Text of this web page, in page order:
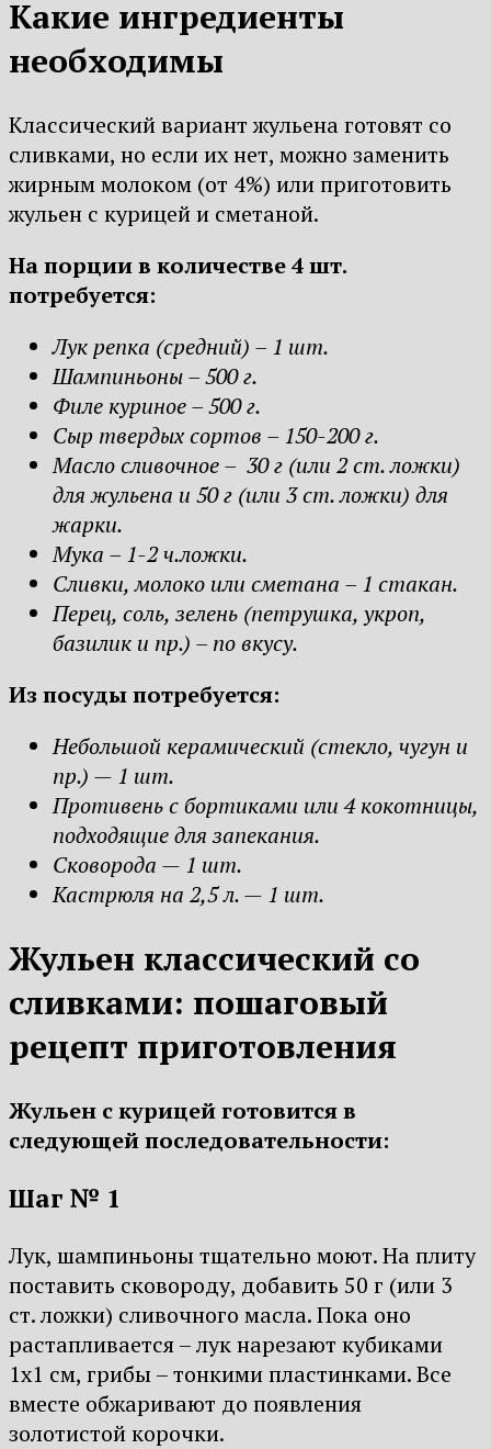
Какие ингредиенты
необходимы
Классический вариант жульена готовят со
сливками, но если их нет, можно заменить
жирным молоком (от 4%) или приготовить
жульен с курицей и сметаной.
На порции в количестве 4 шт.
потребуется:
Лук репка (средний) – 1 шт.
Шампиньоны – 500 г.
Филе куриное – 500 г.
Сыр твердых сортов – 150-200 г.
Масло сливочное – 30 г (или 2 ст. ложки)
для жульена и 50 г (или 3 ст. ложки) для
жарки.
Мука – 1-2 ч.ложки.
Сливки, молоко или сметана – 1 стакан.
Перец, соль, зелень (петрушка, укроп,
базилик и пр.) – по вкусу.
Из посуды потребуется:
Небольшой керамический (стекло, чугун и
пр.) — 1 шт.
Противень с бортиками или 4 кокотницы,
подходящие для запекания.
Сковорода — 1 шт.
Кастрюля на 2,5 л. — 1 шт.
Жульен классический со
сливками: пошаговый
рецепт приготовления
Жульен с курицей готовится в
следующей последовательности:
Шаг № 1
Лук, шампиньоны тщательно моют. На плиту
поставить сковороду, добавить 50 г (или 3
ст. ложки) сливочного масла. Пока оно
растапливается – лук нарезают кубиками
1х1 см, грибы – тонкими пластинками. Все
вместе обжаривают до появления
золотистой корочки.